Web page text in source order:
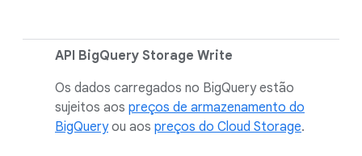
API BigQuery Storage Write
Os dados carregados no BigQuery estão
sujeitos aos preços de armazenamento do
BigQueryou aos preços do Cloud Storage.